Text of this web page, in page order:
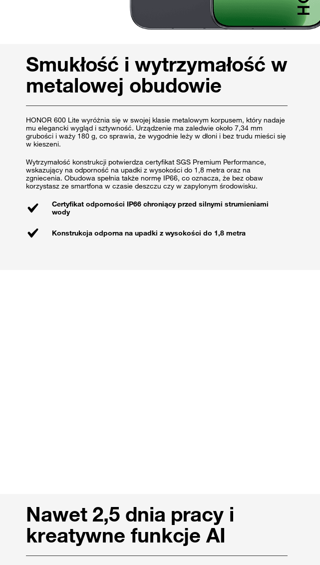
Smukłość i wytrzymałość w
metalowej obudowie
HONOR 600 Lite wyróżnia się w swojej klasie metalowym korpusem, który nadaje
mu elegancki wygląd i sztywność. Urządzenie ma zaledwie około 7,34 mm
grubości i waży 180 g, co sprawia, że wygodnie leży w dłoni i bez trudu mieści się
w kieszeni.
Wytrzymałość konstrukcji potwierdza certyfikat SGS Premium Performance,
wskazujący na odporność na upadki z wysokości do 1,8 metra oraz na
zgniecenia. Obudowa spełnia także normę IP66, co oznacza, że bez obaw
korzystasz ze smartfona w czasie deszczu czy w zapylonym środowisku.
Certyfikat odporności IP66 chroniący przed silnymi strumieniami
wody
Konstrukcja odporna na upadki z wysokości do 1,8 metra
Nawet 2,5 dnia pracy i
kreatywne funkcje AI